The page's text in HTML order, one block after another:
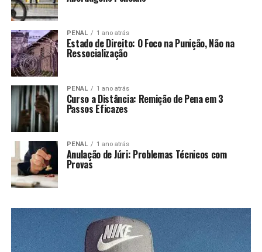
PENAL 1 ano atrás
Estado de Direito: O Foco na Punição, Não na
Ressocialização
PENAL 1 ano atrás
Curso a Distância: Remição de Pena em 3
Passos Eficazes
PENAL 1 ano atrás
Anulação de Júri: Problemas Técnicos com
Provas